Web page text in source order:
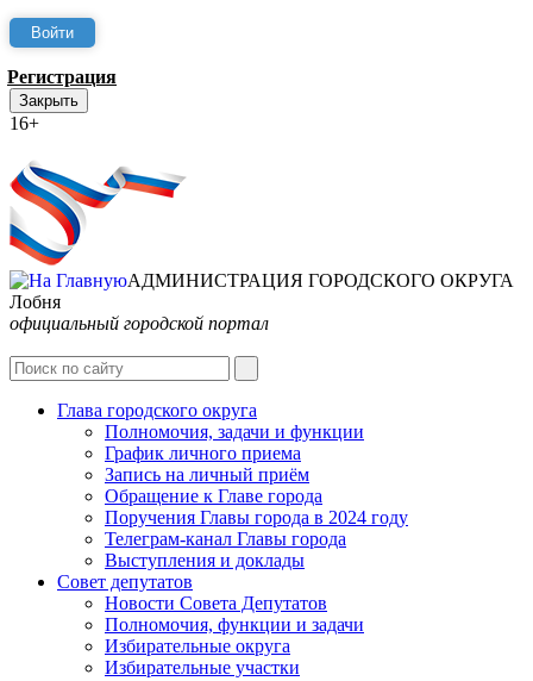
Регистрация
Закрыть
16+
АДМИНИСТРАЦИЯ ГОРОДСКОГО ОКРУГА
Лобня
официальный городской портал
Глава городского округа
Полномочия, задачи и функции
График личного приема
Запись на личный приём
Обращение к Главе города
Поручения Главы города в 2024 году
Телеграм-канал Главы города
Выступления и доклады
Совет депутатов
Новости Совета Депутатов
Полномочия, функции и задачи
Избирательные округа
Избирательные участки